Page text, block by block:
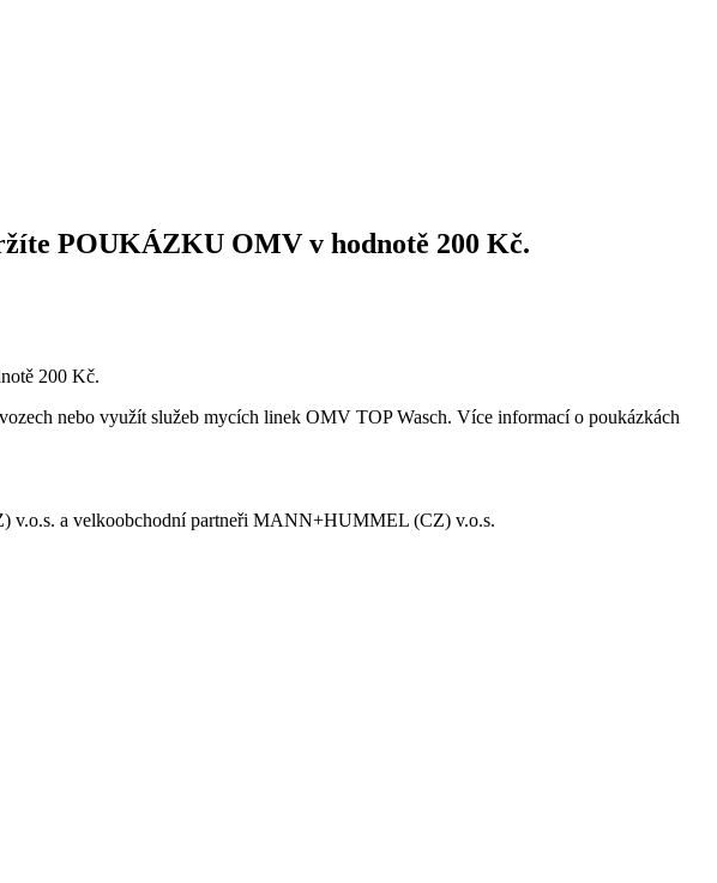
POUKÁZKU OMV v hodnotě 200 Kč.
200 Kč.
nebo využít služeb mycích linek OMV TOP Wasch. Více informací o poukázkách
v.o.s. a velkoobchodní partneři MANN+HUMMEL (CZ) v.o.s.